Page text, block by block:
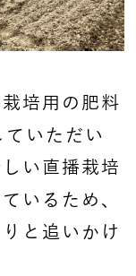
培用の肥料
ていただい
い直播栽培
いるため、
と追いかけ